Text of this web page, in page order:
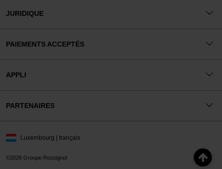
JURIDIQUE
PAIEMENTS ACCEPTÉS
APPLI
PARTENAIRES
©2026 Groupe Rossignol
Luxembourg | français